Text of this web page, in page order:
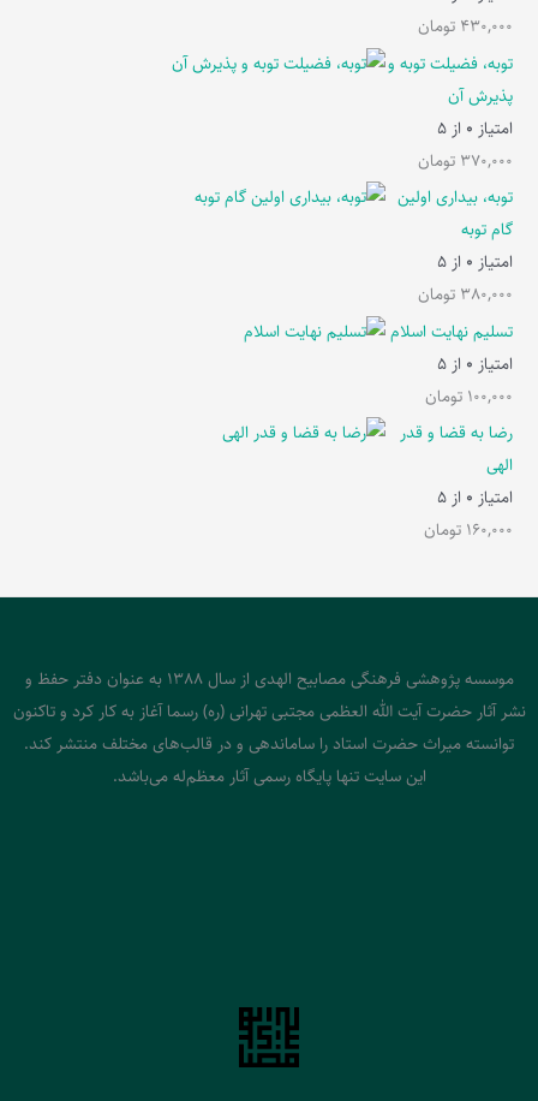
430,000 تومان
توبه، فضیلت توبه و
پذیرش آن
امتیاز 0 از 5
370,000 تومان
توبه، بیداری اولین
گام توبه
امتیاز 0 از 5
380,000 تومان
تسلیم نهایت اسلام
امتیاز 0 از 5
100,000 تومان
رضا به قضا و قدر
الهی
امتیاز 0 از 5
160,000 تومان
موسسه پژوهشی فرهنگی مصابیح الهدی از سال 1388 به عنوان دفتر حفظ و
نشر آثار حضرت آیت الله العظمی مجتبی تهرانی (ره) رسما آغاز به کار کرد و تاکنون
توانسته میراث حضرت استاد را ساماندهی و در قالب‌های مختلف منتشر کند.
این سایت تنها پایگاه رسمی آثار معظم‌له می‌باشد.